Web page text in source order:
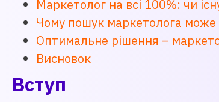
Маркетолог на всі 100%: чи
Чому пошук маркетолога може
Оптимальне рішення –
Висновок
Вступ